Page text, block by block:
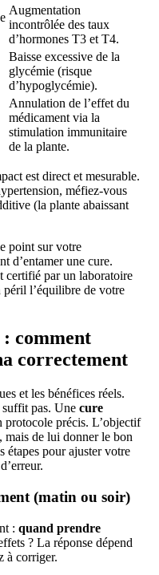
Augmentation
incontrôlée des taux
d’hormones T3 et T4.
Baisse excessive de la
glycémie (risque
d’hypoglycémie).
Annulation de l’effet du
médicament via la
stimulation immunitaire
de la plante.
est direct et mesurable.
méfiez-vous
(la plante abaissant
point sur votre
d’entamer une cure.
certifié par un laboratoire
péril l’équilibre de votre
: comment
correctement
et les bénéfices réels.
suffit pas. Une cure
protocole précis. L’objectif
mais de lui donner le bon
étapes pour ajuster votre
(matin ou soir)
: quand prendre
? La réponse dépend
à corriger.